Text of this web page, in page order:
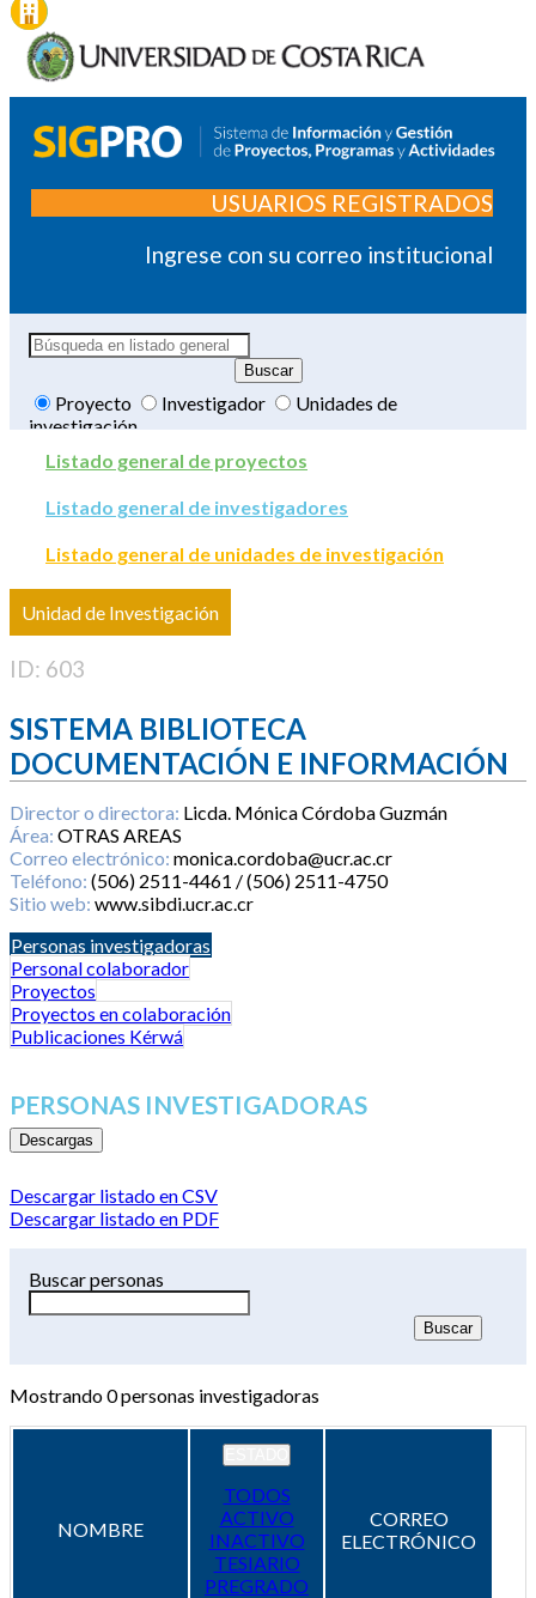
USUARIOS REGISTRADOS
Ingrese con su correo institucional
Proyecto Investigador
Unidades de
investigación
Listado general de proyectos
Listado general de investigadores
Listado general de unidades de investigación
Unidad de Investigación
ID: 603
SISTEMA BIBLIOTECA
DOCUMENTACIÓN E INFORMACIÓN
Director o directora: Licda. Mónica Córdoba Guzmán
Área: OTRAS AREAS
Correo electrónico: monica.cordoba@ucr.ac.cr
Teléfono: (506) 2511-4461 / (506) 2511-4750
Sitio web: www.sibdi.ucr.ac.cr
Personas investigadoras
Personal colaborador
Proyectos
Proyectos en colaboración
Publicaciones Kérwá
PERSONAS INVESTIGADORAS
Descargas
Descargar listado en CSV
Descargar listado en PDF
Buscar personas
Mostrando0personas investigadoras
NOMBRE
TODOS
ACTIVO
INACTIVO
TESIARIO
PREGRADO
CORREO
ELECTRÓNICO